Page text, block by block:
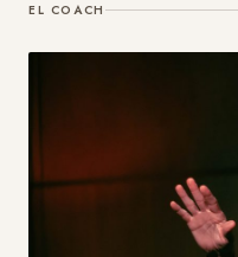
EL COACH